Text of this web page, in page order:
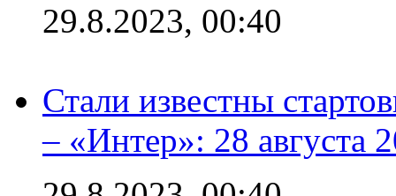
29.8.2023, 00:40
Стали известны
– «Интер»: 28 августа